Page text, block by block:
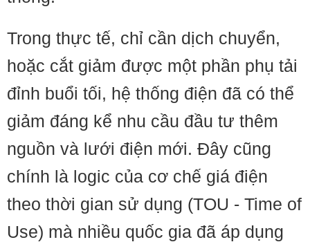
Trong thực tế, chỉ cần dịch chuyển,
hoặc cắt giảm được một phần phụ tải
đỉnh buổi tối, hệ thống điện đã có thể
giảm đáng kể nhu cầu đầu tư thêm
nguồn và lưới điện mới. Đây cũng
chính là logic của cơ chế giá điện
theo thời gian sử dụng (TOU - Time of
Use) mà nhiều quốc gia đã áp dụng